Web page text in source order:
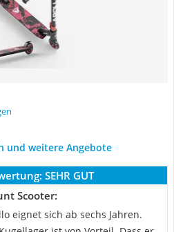
und weitere Angebote
SEHR GUT
Scooter:
eignet sich ab sechs Jahren.